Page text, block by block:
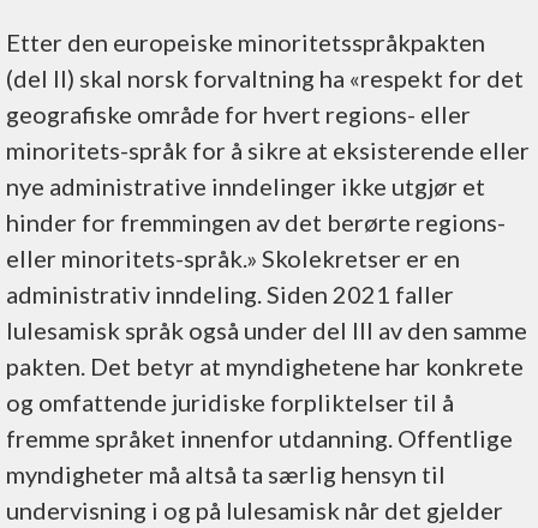
Etter den europeiske minoritetsspråkpakten
(del II) skal norsk forvaltning ha «respekt for det
geografiske område for hvert regions- eller
minoritets-språk for å sikre at eksisterende eller
nye administrative inndelinger ikke utgjør et
hinder for fremmingen av det berørte regions-
eller minoritets-språk.» Skolekretser er en
administrativ inndeling. Siden 2021 faller
lulesamisk språk også under del III av den samme
pakten. Det betyr at myndighetene har konkrete
og omfattende juridiske forpliktelser til å
fremme språket innenfor utdanning. Offentlige
myndigheter må altså ta særlig hensyn til
undervisning i og på lulesamisk når det gjelder